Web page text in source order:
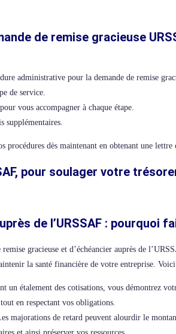
de remise gracieuse
administrative pour la demande de remise
de service.
vous accompagner à chaque étape.
supplémentaires.
procédures dès maintenant en obtenant une lettre
pour soulager votre
de l’URSSAF : pourquoi
gracieuse et d’échéancier auprès de
la santé financière de votre entreprise.
un étalement des cotisations, vous démontrez
en respectant vos obligations.
majorations de retard peuvent alourdir le